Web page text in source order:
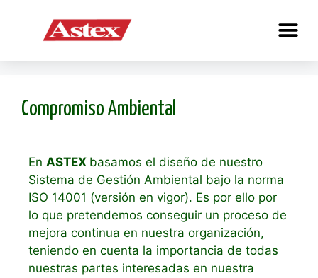
Compromiso Ambiental
En ASTEX basamos el diseño de nuestro
Sistema de Gestión Ambiental bajo la norma
ISO 14001 (versión en vigor). Es por ello por
lo que pretendemos conseguir un proceso de
mejora continua en nuestra organización,
teniendo en cuenta la importancia de todas
nuestras partes interesadas en nuestra